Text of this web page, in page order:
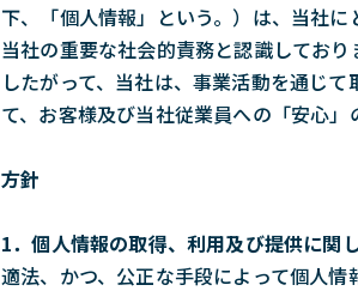
下、「個人情報」という。）は、当社
当社の重要な社会的責務と認識しており
したがって、当社は、事業活動を通じ
て、お客様及び当社従業員への「安心」
方針
1．個人情報の取得、利用及び提供に関
適法、かつ、公正な手段によって個人情